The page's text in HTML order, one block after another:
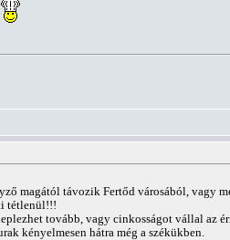
magától távozik Fertőd városából, vagy
tétlenül!!!
tovább, vagy cinkosságot vállal az
kényelmesen hátra még a székükben.